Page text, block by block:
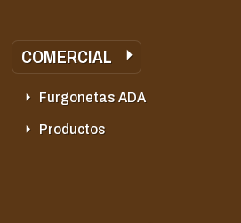
COMERCIAL
Furgonetas ADA
Productos